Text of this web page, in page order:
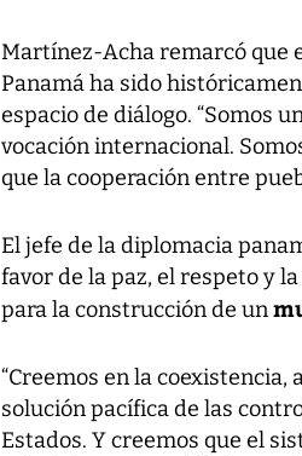
Martínez-Acha remarcó que
Panamá ha sido
espacio de diálogo. “Somos
vocación internacional.
que la cooperación entre
El jefe de la diplomacia
favor de la paz, el respeto y
para la construcción de un
“Creemos en la
solución pacífica de las
Estados. Y creemos que el